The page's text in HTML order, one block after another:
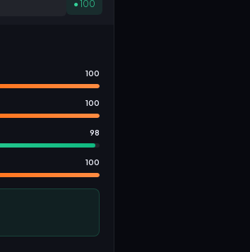
● 100
100
100
98
100